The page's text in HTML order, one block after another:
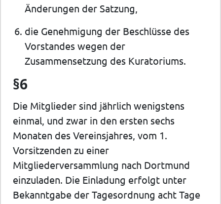
Änderungen der Satzung,
die Genehmigung der Beschlüsse des
Vorstandes wegen der
Zusammensetzung des Kuratoriums.
§6
Die Mitglieder sind jährlich wenigstens
einmal, und zwar in den ersten sechs
Monaten des Vereinsjahres, vom 1.
Vorsitzenden zu einer
Mitgliederversammlung nach Dortmund
einzuladen. Die Einladung erfolgt unter
Bekanntgabe der Tagesordnung acht Tage